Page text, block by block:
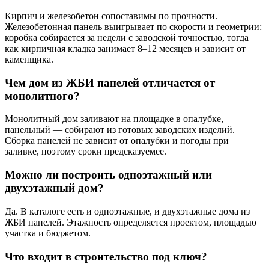
Кирпич и железобетон сопоставимы по прочности.
Железобетонная панель выигрывает по скорости и геометрии:
коробка собирается за недели с заводской точностью, тогда
как кирпичная кладка занимает 8–12 месяцев и зависит от
каменщика.
Чем дом из ЖБИ панелей отличается от
монолитного?
Монолитный дом заливают на площадке в опалубке,
панельный — собирают из готовых заводских изделий.
Сборка панелей не зависит от опалубки и погоды при
заливке, поэтому сроки предсказуемее.
Можно ли построить одноэтажный или
двухэтажный дом?
Да. В каталоге есть и одноэтажные, и двухэтажные дома из
ЖБИ панелей. Этажность определяется проектом, площадью
участка и бюджетом.
Что входит в строительство под ключ?